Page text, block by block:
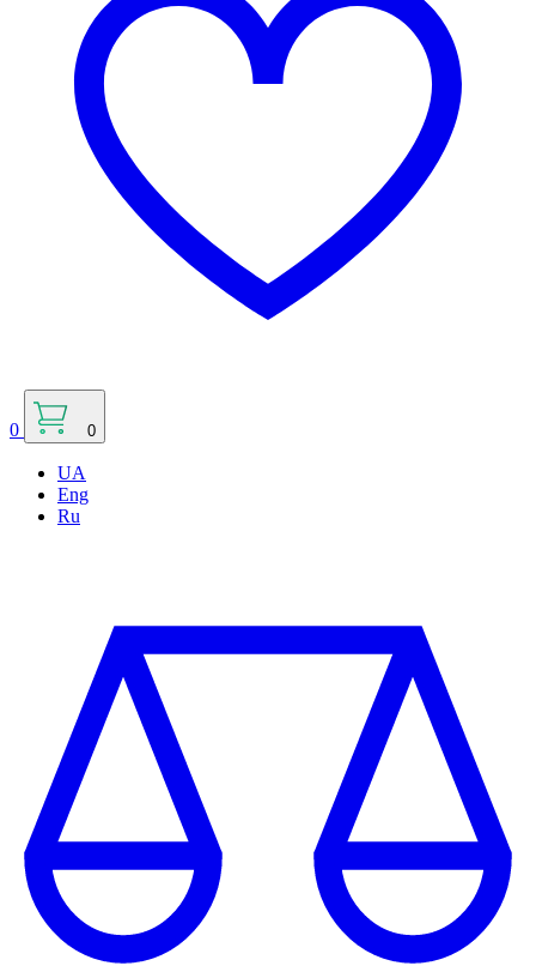
0 0
UA
Eng
Ru